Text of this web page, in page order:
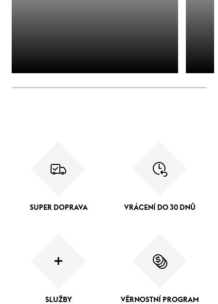
SUPER DOPRAVA VRÁCENÍ DO 30 DNŮ
SLUŽBY VĚRNOSTNÍ PROGRAM